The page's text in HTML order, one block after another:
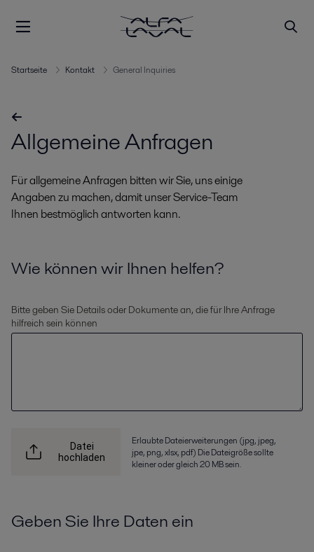
Startseite Kontakt General Inquiries
Allgemeine Anfragen
Für allgemeine Anfragen bitten wir Sie, uns einige
Angaben zu machen, damit unser Service-Team
Ihnen bestmöglich antworten kann.
Wie können wir Ihnen helfen?
Bitte geben Sie Details oder Dokumente an, die für Ihre Anfrage
hilfreich sein können
Datei
hochladen
Erlaubte Dateierweiterungen (jpg, jpeg,
jpe, png, xlsx, pdf) Die Dateigröße sollte
kleiner oder gleich 20 MB sein.
Geben Sie Ihre Daten ein